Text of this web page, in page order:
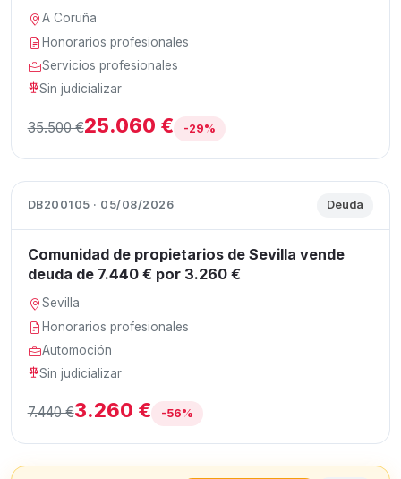
A Coruña
Honorarios profesionales
Servicios profesionales
Sin judicializar
35.500 €25.060 € -29%
DB200105 · 05/08/2026 Deuda
Comunidad de propietarios de Sevilla vende
deuda de 7.440 € por 3.260 €
Sevilla
Honorarios profesionales
Automoción
Sin judicializar
7.440 €3.260 € -56%